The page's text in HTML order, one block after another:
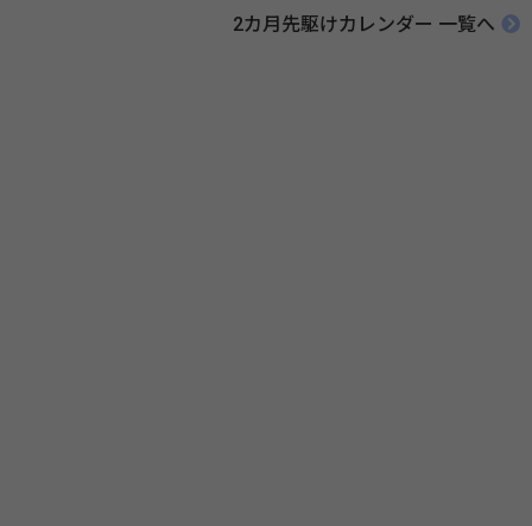
伝えたい！薬との付き合い方」（保健指導リソースガイド）
2カ月先駆けカレンダー 一覧へ